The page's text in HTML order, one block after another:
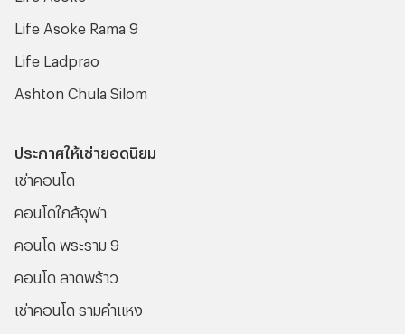
Life Asoke Rama 9
Life Ladprao
Ashton Chula Silom
ประกาศให้เช่ายอดนิยม
เช่าคอนโด
คอนโดใกล้จุฬา
คอนโด พระราม 9
คอนโด ลาดพร้าว
เช่าคอนโด รามคําแหง